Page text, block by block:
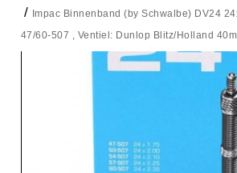
Impac Binnenband (by Schwalbe) DV24
47/60-507 , Ventiel: Dunlop Blitz/Holland